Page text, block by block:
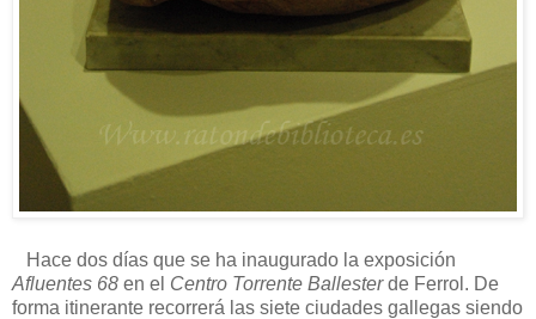
Hace dos días que se ha inaugurado la exposición
Afluentes 68 en el Centro Torrente Ballesterde Ferrol. De
forma itinerante recorrerá las siete ciudades gallegas siendo